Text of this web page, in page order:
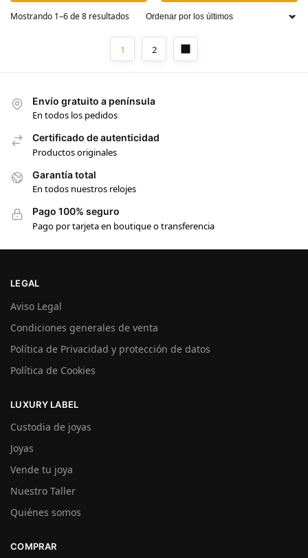
Mostrando 1–6 de 8 resultados
1 2
Envío gratuito a península
En todos los pedidos
Certificado de autenticidad
Productos originales
Garantía total
En todos nuestros relojes
Pago 100% seguro
Pago por tarjeta en boutique o transferencia
LEGAL
Aviso Legal
Condiciones generales de venta
Política de Privacidad y protección de datos
Política de Cookies
LUXURY LABEL
Custodia de joyas
Joyas
Vende tu joya
Nuestro Taller
Quiénes somos
COMPRAR